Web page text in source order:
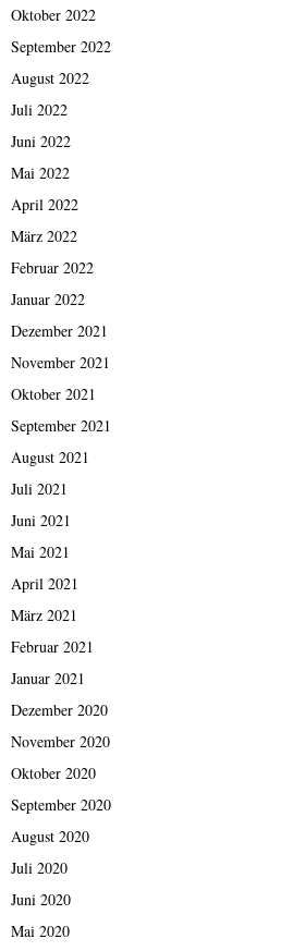
Oktober 2022
September 2022
August 2022
Juli 2022
Juni 2022
Mai 2022
April 2022
März 2022
Februar 2022
Januar 2022
Dezember 2021
November 2021
Oktober 2021
September 2021
August 2021
Juli 2021
Juni 2021
Mai 2021
April 2021
März 2021
Februar 2021
Januar 2021
Dezember 2020
November 2020
Oktober 2020
September 2020
August 2020
Juli 2020
Juni 2020
Mai 2020